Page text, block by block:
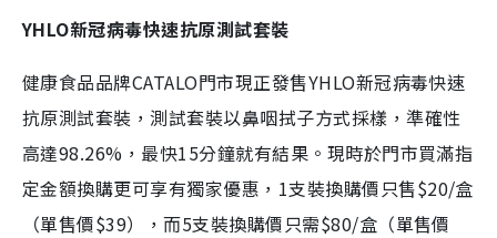
YHLO新冠病毒快速抗原測試套裝
健康食品品牌CATALO門市現正發售YHLO新冠病毒快速
抗原測試套裝，測試套裝以鼻咽拭子方式採樣，準確性
高達98.26%，最快15分鐘就有結果。現時於門市買滿指
定金額換購更可享有獨家優惠，1支裝換購價只售$20/盒
（單售價$39），而5支裝換購價只需$80/盒（單售價